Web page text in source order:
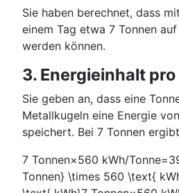
Sie haben berechnet, dass
einem Tag etwa 7 Tonnen
werden können.
3. Energieinhalt pro
Sie geben an, dass eine
Metallkugeln eine Energie
speichert. Bei 7 Tonnen
7 Tonnen×560 kWh/
Tonnen} \times 560 \text{